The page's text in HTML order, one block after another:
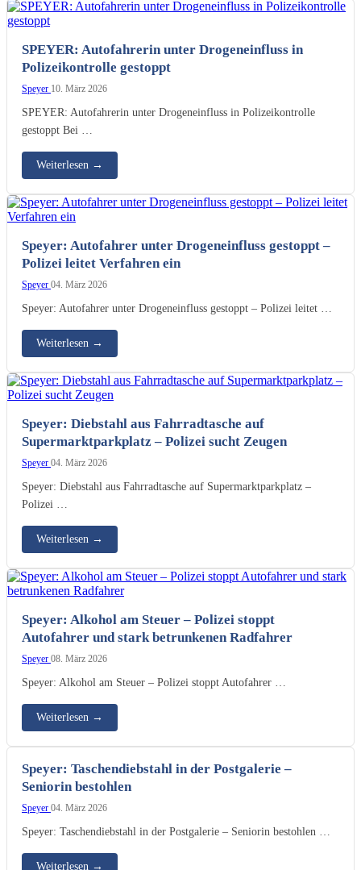
SPEYER: Autofahrerin unter Drogeneinfluss in
Polizeikontrolle gestoppt
Speyer 10. März 2026
SPEYER: Autofahrerin unter Drogeneinfluss in Polizeikontrolle
gestoppt Bei …
Weiterlesen →
Speyer: Autofahrer unter Drogeneinfluss gestoppt –
Polizei leitet Verfahren ein
Speyer 04. März 2026
Speyer: Autofahrer unter Drogeneinfluss gestoppt – Polizei leitet …
Weiterlesen →
Speyer: Diebstahl aus Fahrradtasche auf
Supermarktparkplatz – Polizei sucht Zeugen
Speyer 04. März 2026
Speyer: Diebstahl aus Fahrradtasche auf Supermarktparkplatz –
Polizei …
Weiterlesen →
Speyer: Alkohol am Steuer – Polizei stoppt
Autofahrer und stark betrunkenen Radfahrer
Speyer 08. März 2026
Speyer: Alkohol am Steuer – Polizei stoppt Autofahrer …
Weiterlesen →
Speyer: Taschendiebstahl in der Postgalerie –
Seniorin bestohlen
Speyer 04. März 2026
Speyer: Taschendiebstahl in der Postgalerie – Seniorin bestohlen …
Weiterlesen →